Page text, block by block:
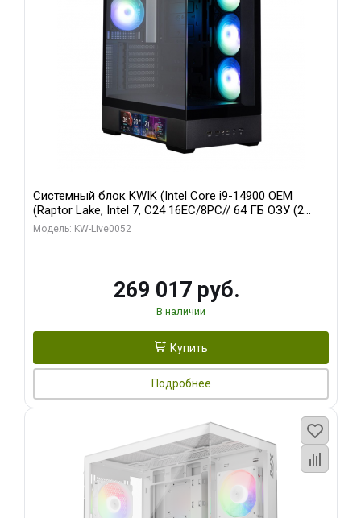
Системный блок KWIK (Intel Core i9-14900 OEM
(Raptor Lake, Intel 7, C24 16EC/8PC// 64 ГБ ОЗУ (2
модуля)/ Palit RTX5080 GAMINGPRO OC 16GB GDDR7
Модель: KW-Live0052
269 017 руб.
В наличии
Купить
Подробнее